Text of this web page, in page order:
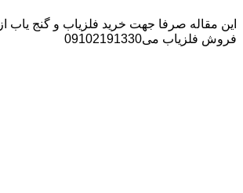
این مقاله صرفا جهت خرید فلزیاب و گنج یاب
فروش فلزیاب می09102191330